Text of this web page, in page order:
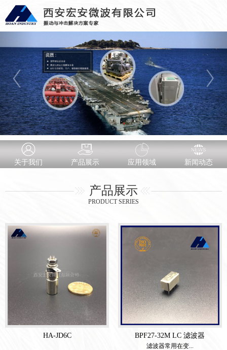
关于我们 产品展示 应用领域 新闻动态
产品展示
PRODUCT SERIES
HA-JD6C BPF27-32M LC 滤波器
滤波器常用在变...